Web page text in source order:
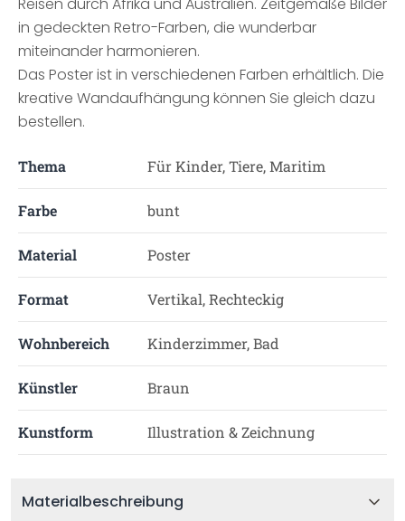
in gedeckten Retro-Farben, die wunderbar
miteinander harmonieren.
Das Poster ist in verschiedenen Farben erhältlich. Die
kreative Wandaufhängung können Sie gleich dazu
bestellen.
Thema Für Kinder, Tiere, Maritim
Farbe bunt
Material Poster
Format Vertikal, Rechteckig
Wohnbereich Kinderzimmer, Bad
Künstler Braun
Kunstform Illustration & Zeichnung
Materialbeschreibung